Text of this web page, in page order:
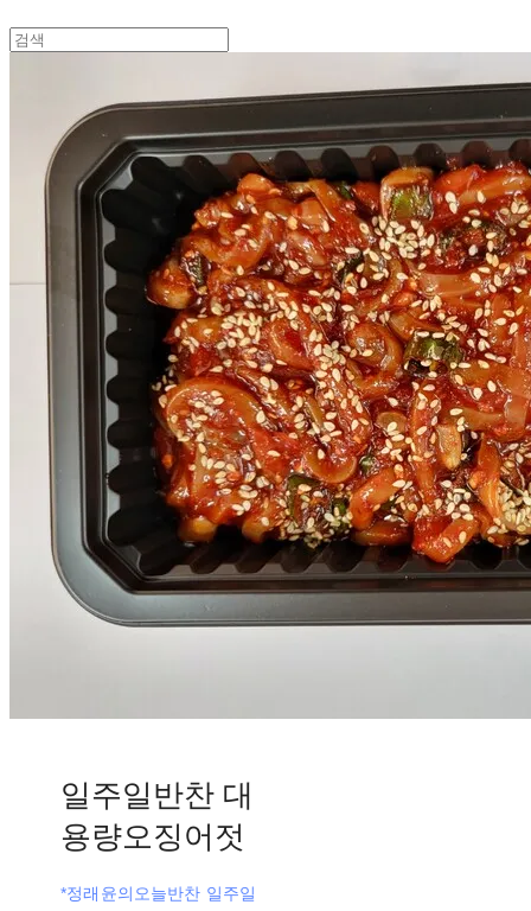
일주일반찬 대
용량오징어젓
*정래윤의오늘반찬 일주일